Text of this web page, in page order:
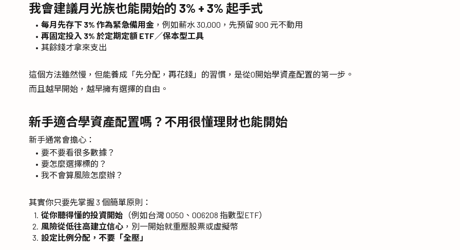
我會建議月光族也能開始的 3% + 3% 起手式
每月先存下 3% 作為緊急備用金 ，例如薪水 30,000，先預留 900 元不動用
再固定投入 3% 於定期定額 ETF／保本型工具
其餘錢才拿來支出
這個方法雖然慢，但能養成「先分配，再花錢」的習慣，是從0開始學資產配置的第一步。
而且越早開始，越早擁有選擇的自由。
新手適合學資產配置嗎？不用很懂理財也能開始
新手通常會擔心：
要不要看很多數據？
要怎麼選擇標的？
我不會算風險怎麼辦？
其實你只要先掌握 3 個簡單原則：
從你聽得懂的投資開始 （例如台灣 0050、006208 指數型ETF）
風險從低往高建立信心 ，別一開始就重壓股票或虛擬幣
設定比例分配，不要「全壓」